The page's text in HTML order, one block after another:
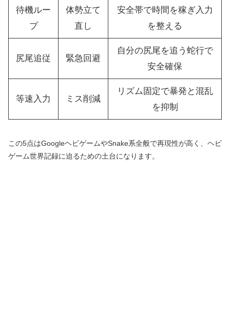
待機ルー
プ
体勢立て
直し
安全帯で時間を稼ぎ入力
を整える
尻尾追従 緊急回避
自分の尻尾を追う蛇行で
安全確保
等速入力 ミス削減
リズム固定で暴発と混乱
を抑制
この5点はGoogleヘビゲームやSnake系全般で再現性が高く、ヘビ
ゲーム世界記録に迫るための土台になります。